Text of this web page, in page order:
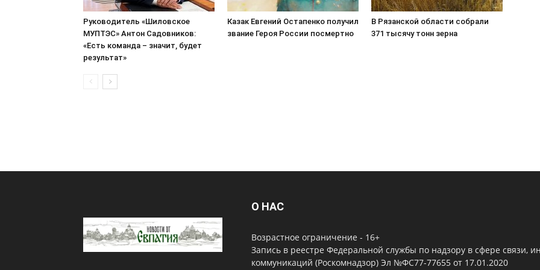
Руководитель «Шиловское
МУПТЭС» Антон Садовников:
«Есть команда – значит, будет
результат»
Казак Евгений Остапенко получил
звание Героя России посмертно
В Рязанской области собрали
371 тысячу тонн зерна
О НАС
Возрастное ограничение - 16+
Запись в реестре Федеральной службы по надзору в сфере связи,
коммуникаций (Роскомнадзор) Эл №ФС77-77655 от 17.01.2020